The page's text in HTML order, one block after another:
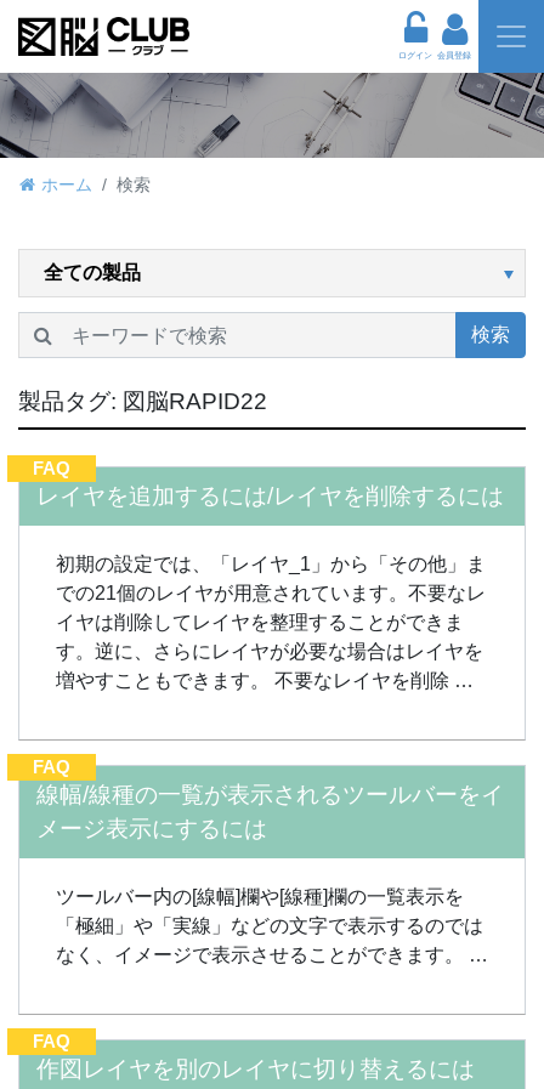
ログイン 会員登録
ホーム 検索
検索
製品タグ: 図脳RAPID22
FAQ
レイヤを追加するには/レイヤを削除するには
初期の設定では、「レイヤ_1」から「その他」ま
での21個のレイヤが用意されています。不要なレ
イヤは削除してレイヤを整理することができま
す。逆に、さらにレイヤが必要な場合はレイヤを
増やすこともできます。 不要なレイヤを削除 …
FAQ
線幅/線種の一覧が表示されるツールバーをイ
メージ表示にするには
ツールバー内の[線幅]欄や[線種]欄の一覧表示を
「極細」や「実線」などの文字で表示するのでは
なく、イメージで表示させることができます。 …
FAQ
作図レイヤを別のレイヤに切り替えるには